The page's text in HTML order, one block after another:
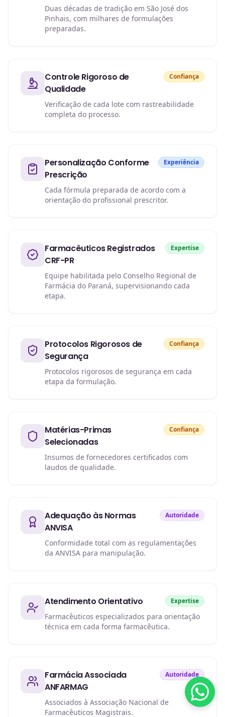
Duas décadas de tradição em São José dos
Pinhais, com milhares de formulações
preparadas.
Controle Rigoroso de
Qualidade
Confiança
Verificação de cada lote com rastreabilidade
completa do processo.
Personalização Conforme
Prescrição
Experiência
Cada fórmula preparada de acordo com a
orientação do profissional prescritor.
Farmacêuticos Registrados
CRF-PR
Expertise
Equipe habilitada pelo Conselho Regional de
Farmácia do Paraná, supervisionando cada
etapa.
Protocolos Rigorosos de
Segurança
Confiança
Protocolos rigorosos de segurança em cada
etapa da formulação.
Matérias-Primas
Selecionadas
Confiança
Insumos de fornecedores certificados com
laudos de qualidade.
Adequação às Normas
ANVISA
Autoridade
Conformidade total com as regulamentações
da ANVISA para manipulação.
Atendimento Orientativo Expertise
Farmacêuticos especializados para orientação
técnica em cada forma farmacêutica.
Farmácia Associada
ANFARMAG
Autoridade
Associados à Associação Nacional de
Farmacêuticos Magistrais.